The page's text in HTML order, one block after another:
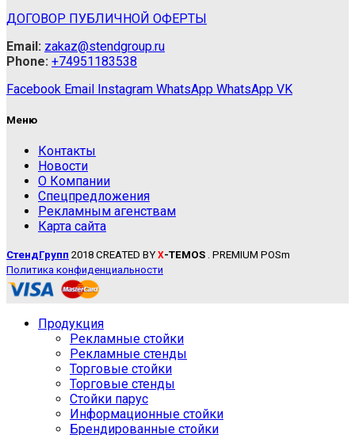
ДОГОВОР ПУБЛИЧНОЙ ОФЕРТЫ
Email: zakaz@stendgroup.ru
Phone: +74951183538
Facebook Email Instagram WhatsApp WhatsApp VK
Меню
Контакты
Новости
О Компании
Спецпредложения
Рекламным агенствам
Карта сайта
СтендГрупп 2018 CREATED BY X-TEMOS . PREMIUM POSm
Политика конфиденциальности
Продукция
Рекламные стойки
Рекламные стенды
Торговые стойки
Торговые стенды
Стойки парус
Информационные стойки
Брендированные стойки